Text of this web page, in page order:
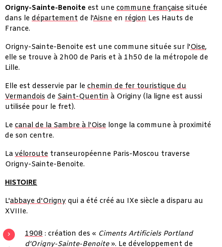
Origny-Sainte-Benoite est une commune française située
dans le département de l'Aisne en région Les Hauts de
France.
Origny-Sainte-Benoite est une commune située sur l'Oise,
elle se trouve à 2h00 de Paris et à 1h50 de la métropole de
Lille.
Elle est desservie par le chemin de fer touristique du
Vermandois de Saint-Quentin à Originy (la ligne est aussi
utilisée pour le fret).
Le canal de la Sambre à l'Oise longe la commune à proximité
de son centre.
La véloroute transeuropéenne Paris-Moscou traverse
Origny-Sainte-Benoite.
HISTOIRE
L'abbaye d'Origny qui a été créé au IXe siècle a disparu au
XVIIIe.
1908 : création des « Ciments Artificiels Portland
d'Origny-Sainte-Benoite». Le développement de